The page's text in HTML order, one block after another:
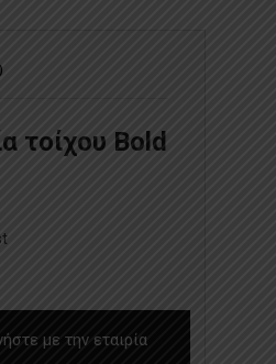
τοίχου Bold
με την εταιρία